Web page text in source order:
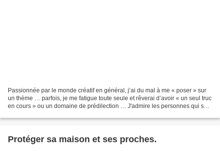
Passionnée par le monde créatif en général, j’ai du mal à me « poser » sur
un thème … parfois, je me fatigue toute seule et rêverai d’avoir « un seul truc
en cours » ou un domaine de prédilection … J'admire les personnes qui sont
Protéger sa maison et ses proches.